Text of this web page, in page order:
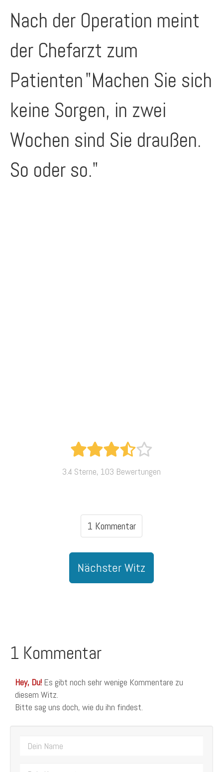
Nach der Operation meint
der Chefarzt zum
Patienten"Machen Sie sich
keine Sorgen, in zwei
Wochen sind Sie draußen.
So oder so."
3.4 Sterne, 103 Bewertungen
1 Kommentar
Nächster Witz
1 Kommentar
Hey, Du! Es gibt noch sehr wenige Kommentare zu
diesem Witz.
Bitte sag uns doch, wie du ihn findest.